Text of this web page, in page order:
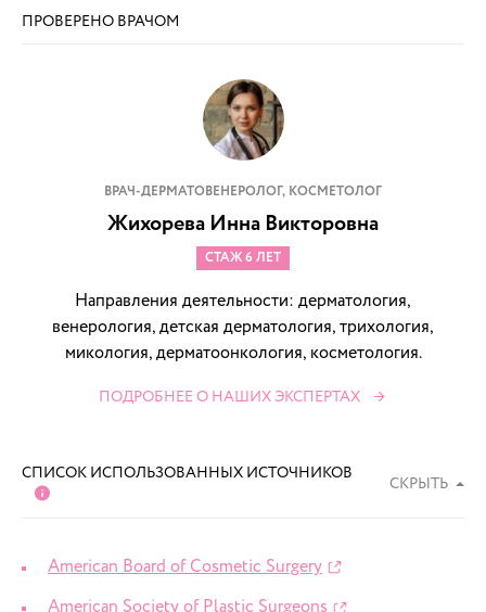
ПРОВЕРЕНО ВРАЧОМ
ВРАЧ-ДЕРМАТОВЕНЕРОЛОГ, КОСМЕТОЛОГ
Жихорева Инна Викторовна
СТАЖ 6 ЛЕТ
Направления деятельности: дерматология,
венерология, детская дерматология, трихология,
микология, дерматоонкология, косметология.
ПОДРОБНЕЕ О НАШИХ ЭКСПЕРТАХ
СПИСОК ИСПОЛЬЗОВАННЫХ ИСТОЧНИКОВ
СКРЫТЬ
American Board of Cosmetic Surgery
American Society of Plastic Surgeons